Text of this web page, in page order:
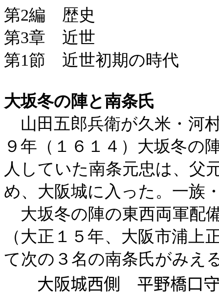
第2編 歴史
第3章 近世
第1節 近世初期の時代
大坂冬の陣と南条氏
山田五郎兵衛が久米・河
９年（１６１４）大坂冬の
人していた南条元忠は、父
め、大阪城に入った。一族
大坂冬の陣の東西両軍配
（大正１５年、大阪市浦
て次の３名の南条氏がみえ
大阪城西側 平野橋口